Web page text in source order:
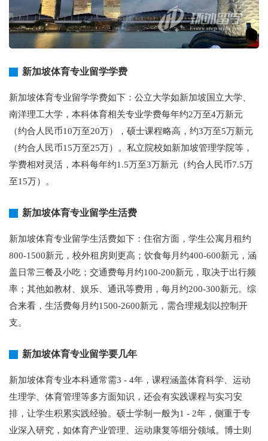
新加坡体育专业留学学费
新加坡体育专业留学学费如下：公立大学如新加坡国立大学、
南洋理工大学，本科体育相关专业学费每年约2万至4万新元
（约合人民币10万至20万），硕士课程略高，约3万至5万新元
（约合人民币15万至25万）。私立院校如新加坡管理学院等，
学费相对灵活，本科每年约1.5万至3万新元（约合人民币7.5万
至15万）。
新加坡体育专业留学生活费
新加坡体育专业留学生活费如下：住宿方面，学生公寓月租约
800-1500新元，校外租房则更高；饮食每月约400-600新元，涵
盖日常三餐及小吃；交通费每月约100-200新元，取决于出行频
率；其他如教材、娱乐、通讯等费用，每月约200-300新元。综
合来看，生活费每月约1500-2600新元，需合理规划以控制开
支。
新加坡体育专业留学要几年
新加坡体育专业本科通常需3 - 4年，课程涵盖体育科学、运动
生理学、体育管理等多方面知识，还会有实践课程与实习安
排，让学生积累实践经验。硕士学制一般为1 - 2年，侧重于专
业深入研究，如体育产业管理、运动康复等细分领域。博士则